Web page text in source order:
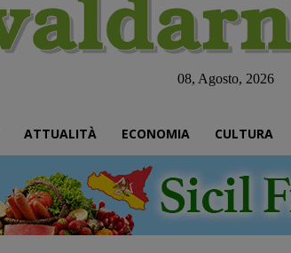
08, Agosto, 2026
ATTUALITÀ ECONOMIA CULTURA